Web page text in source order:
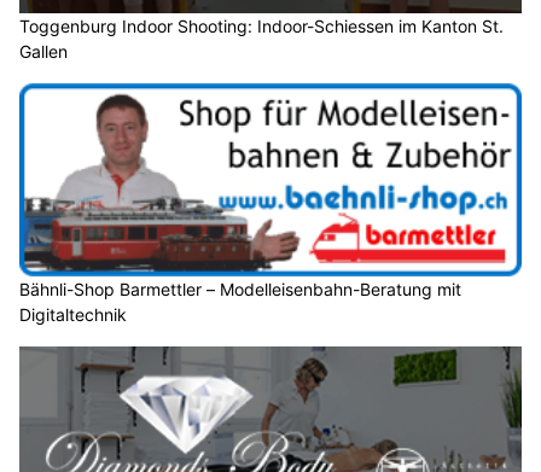
Toggenburg Indoor Shooting: Indoor-Schiessen im Kanton St.
Gallen
Bähnli-Shop Barmettler – Modelleisenbahn-Beratung mit
Digitaltechnik